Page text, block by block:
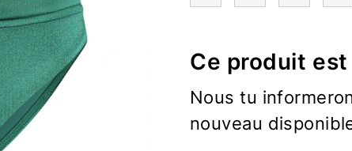
Ce produit
Nous tu
nouveau